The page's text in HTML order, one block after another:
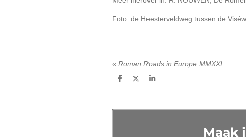
Foto: de Heesterveldweg tussen de
« Roman Roads in Europe MMXXI
D
n
D
S
e
Maak